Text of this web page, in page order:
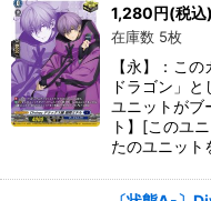
1,280円(税込)
在庫数 5枚
【永】：こ
ドラゴン」
ユニットがブ
ト】[このユ
たのユニッ